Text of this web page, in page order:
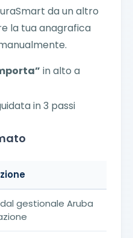
da un altro
la tua anagrafica
in alto a
in 3 passi
gestionale Aruba